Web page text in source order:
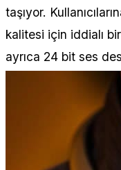
taşıyor.
kalitesi için iddialı
ayrıca 24 bit ses